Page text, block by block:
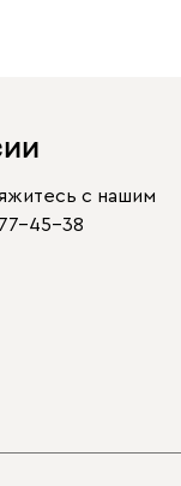
с нашим
45-38